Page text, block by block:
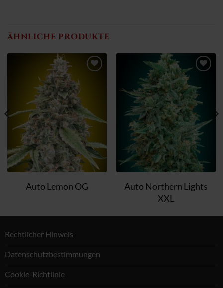
ÄHNLICHE PRODUKTE
Wunschzettel
hinzufügen
Auto Lemon OG
Zum
Wunschzettel
hinzufügen
Auto Northern Lights
XXL
Rechtlicher Hinweis
Datenschutzbestimmungen
Cookie-Richtlinie